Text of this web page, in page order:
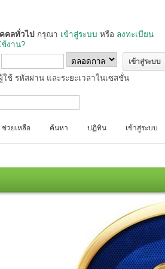
คลทั่วไป กรุณา เข้าสู่ระบบ หรือ ลงทะเบียน
ช้งาน?
ช้ รหัสผ่าน และระยะเวลาในเซสชั่น
ช่วยเหลือ ค้นหา ปฏิทิน เข้าสู่ระบบ